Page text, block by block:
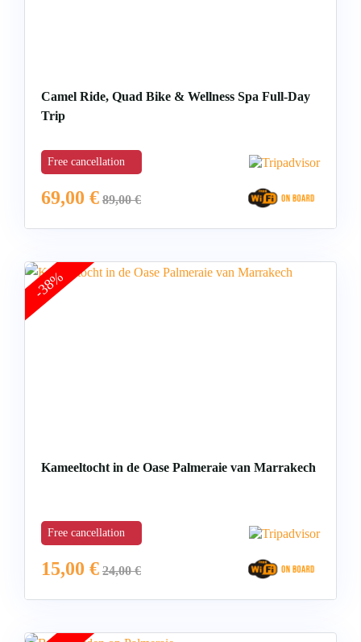
Camel Ride, Quad Bike & Wellness Spa Full-Day
Trip
Free cancellation
69,00 € 89,00€
-38%
Kameeltocht in de Oase Palmeraie van Marrakech
Free cancellation
15,00 € 24,00€